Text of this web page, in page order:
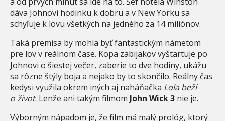
dáva Johnovi hodinku k dobru a v New Yorku sa
schyľuje k lovu všetkých na jedného za 14 miliónov.
Taká premisa by mohla byť fantastickým námetom
pre lov v reálnom čase. Kopa zabijakov vyštartuje po
Johnovi o šiestej večer, zaberie to dve hodiny, ukážu
sa rôzne štýly boja a nejako by to skončilo. Reálny čas
kedysi využila okrem iných aj naháňačka Lola beží
o život. Lenže ani takým filmom John Wick 3 nie je.
Výborným nápadom je, že film má malý prológ, ktorý